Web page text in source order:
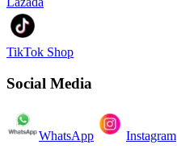
TikTok Shop
Social Media
WhatsApp Instagram